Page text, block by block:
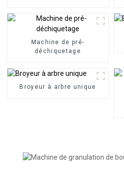
Machine de pré-
déchiquetage
Broyeur à arbre unique